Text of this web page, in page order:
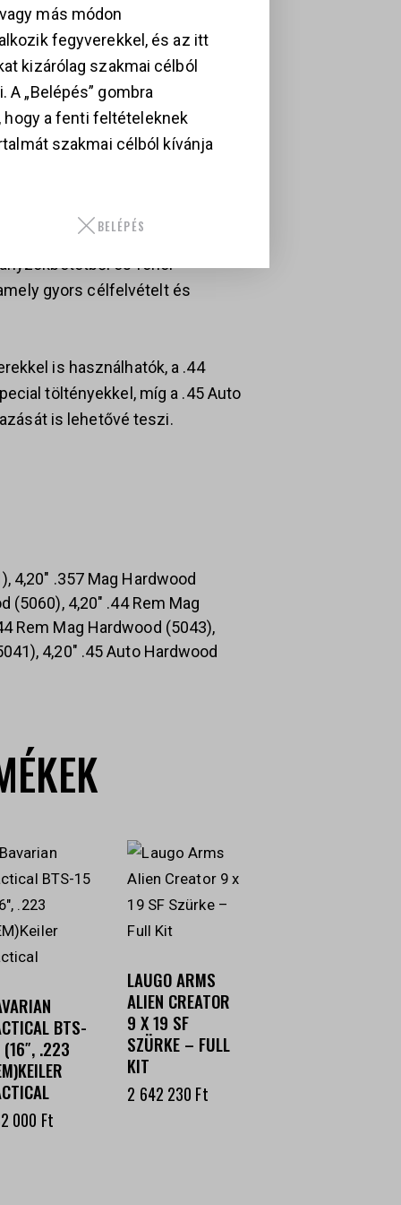
cső kiváló pontosságot
dobzárás során a dob elöl,
pontosabb illeszkedést
működést és
elsüléssel szemben.
és fehér
gyors célfelvételt és
is használhatók, a .44
töltényekkel, míg a .45 Auto
is lehetővé teszi.
4,20" .357 Mag Hardwood
(5060), 4,20" .44 Rem Mag
Rem Mag Hardwood (5043),
4,20" .45 Auto Hardwood
BTS-
(16″, .223
000 Ft
LAUGO ARMS
ALIEN CREATOR
9 X 19 SF
SZÜRKE – FULL
KIT
2 642 230 Ft
más módon
fegyverekkel, és az itt
kizárólag szakmai célból
A „Belépés” gombra
hogy a fenti feltételeknek
szakmai célból kívánja
BELÉPÉS